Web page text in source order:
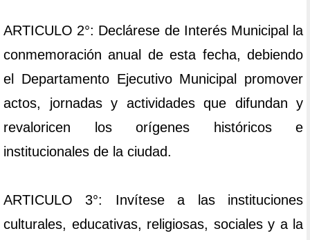
ARTICULO 2°: Declárese de Interés Municipal la
conmemoración anual de esta fecha, debiendo
el Departamento Ejecutivo Municipal promover
actos, jornadas y actividades que difundan y
revaloricen los orígenes históricos e
institucionales de la ciudad.
ARTICULO 3°: Invítese a las instituciones
culturales, educativas, religiosas, sociales y a la